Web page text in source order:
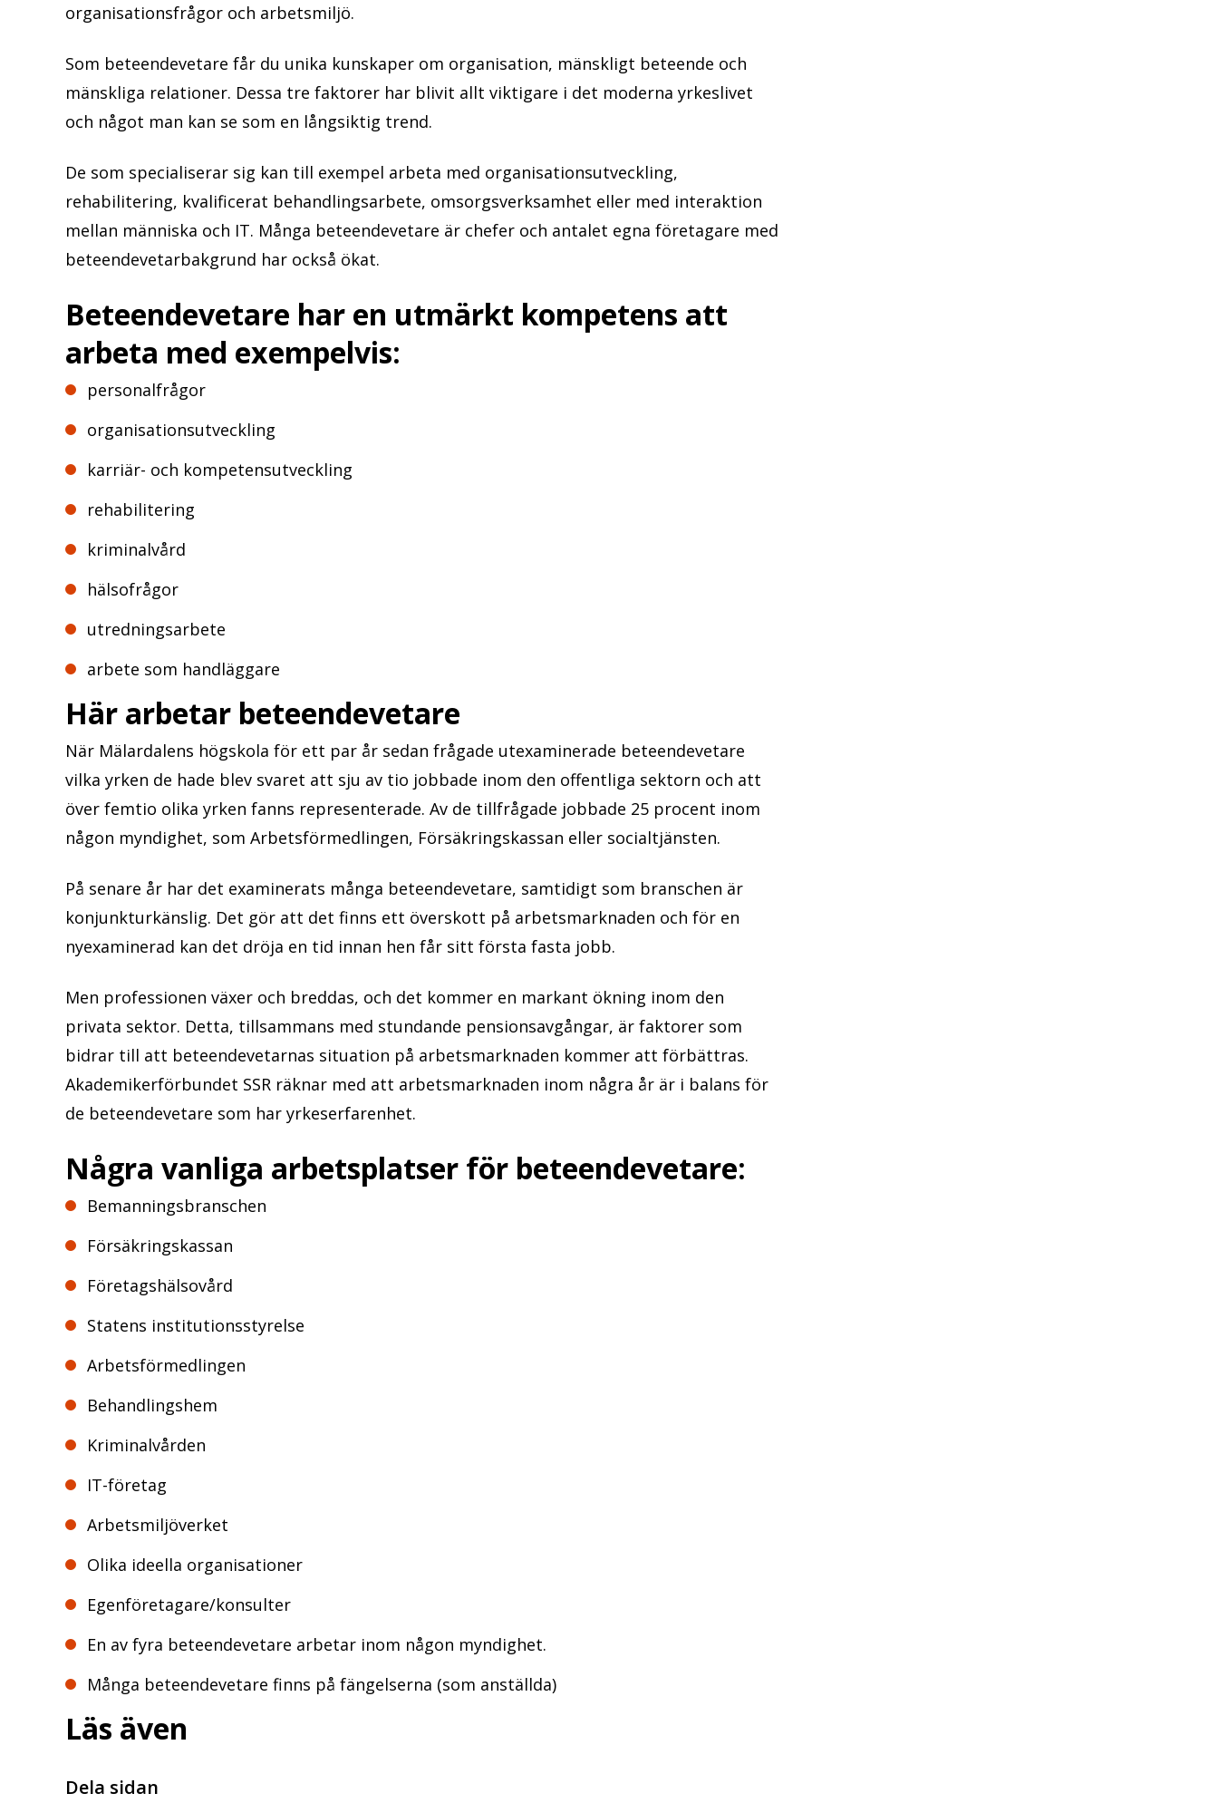
organisationsfrågor och arbetsmiljö.
Som beteendevetare får du unika kunskaper om organisation, mänskligt beteende och
mänskliga relationer. Dessa tre faktorer har blivit allt viktigare i det moderna yrkeslivet
och något man kan se som en långsiktig trend.
De som specialiserar sig kan till exempel arbeta med organisationsutveckling,
rehabilitering, kvalificerat behandlingsarbete, omsorgsverksamhet eller med interaktion
mellan människa och IT. Många beteendevetare är chefer och antalet egna företagare med
beteendevetarbakgrund har också ökat.
Beteendevetare har en utmärkt kompetens att
arbeta med exempelvis:
personalfrågor
organisationsutveckling
karriär- och kompetensutveckling
rehabilitering
kriminalvård
hälsofrågor
utredningsarbete
arbete som handläggare
Här arbetar beteendevetare
När Mälardalens högskola för ett par år sedan frågade utexaminerade beteendevetare
vilka yrken de hade blev svaret att sju av tio jobbade inom den offentliga sektorn och att
över femtio olika yrken fanns representerade. Av de tillfrågade jobbade 25 procent inom
någon myndighet, som Arbetsförmedlingen, Försäkringskassan eller socialtjänsten.
På senare år har det examinerats många beteendevetare, samtidigt som branschen är
konjunkturkänslig. Det gör att det finns ett överskott på arbetsmarknaden och för en
nyexaminerad kan det dröja en tid innan hen får sitt första fasta jobb.
Men professionen växer och breddas, och det kommer en markant ökning inom den
privata sektor. Detta, tillsammans med stundande pensionsavgångar, är faktorer som
bidrar till att beteendevetarnas situation på arbetsmarknaden kommer att förbättras.
Akademikerförbundet SSR räknar med att arbetsmarknaden inom några år är i balans för
de beteendevetare som har yrkeserfarenhet.
Några vanliga arbetsplatser för beteendevetare:
Bemanningsbranschen
Försäkringskassan
Företagshälsovård
Statens institutionsstyrelse
Arbetsförmedlingen
Behandlingshem
Kriminalvården
IT-företag
Arbetsmiljöverket
Olika ideella organisationer
Egenföretagare/konsulter
En av fyra beteendevetare arbetar inom någon myndighet.
Många beteendevetare finns på fängelserna (som anställda)
Läs även
Dela sidan